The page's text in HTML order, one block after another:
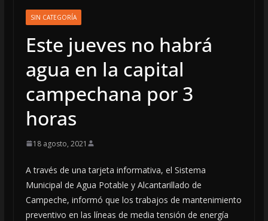
SIN CATEGORÍA
Este jueves no habrá
agua en la capital
campechana por 3
horas
18 agosto, 2021
A través de una tarjeta informativa, el Sistema
Municipal de Agua Potable y Alcantarillado de
Campeche, informó que los trabajos de mantenimiento
preventivo en las líneas de media tensión de energía